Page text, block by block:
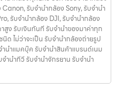
รับจำนำกล้อง Sony, รับจำนำ
รับจำนำกล้อง DJI, รับจำนำกล้อง
สูง รับเงินทันที รับจำนำของมาค่าทุก
ด ไม่ว่าจะเป็น รับจํานํากล้องถ่ายรูป
านําแมคบุ๊ค รับจํานําสินค้าแบรนด์เนม
านําทีวี รับจํานําจักรยาน รับจํานํา